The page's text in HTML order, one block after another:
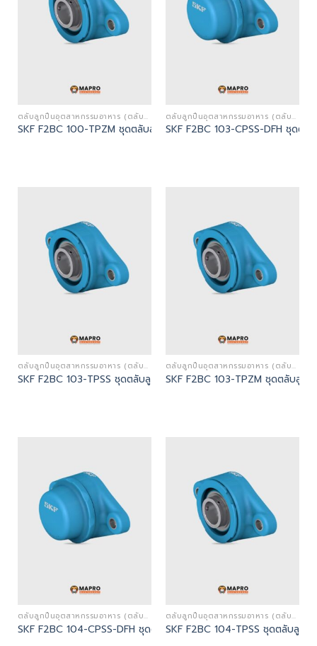
ตลับลูกปืนอุตสาหกรรมอาหาร (ตลับลูกปืนตุ๊กตาสีฟ้าและสแตนเลส - FOOD INDUSTRY BEARINGS)
SKF F2BC 100-TPZM ชุดตลับลูกปืน | Flanged ball bearing units
ตลับลูกปืนอุตสาหกรรมอาหาร (ตลับลูกปืนตุ๊กตาสีฟ้าและสแตนเลส - FOOD INDUSTRY BEARINGS)
SKF F2BC 103-CPSS-DFH ชุด
ตลับลูกปืนอุตสาหกรรมอาหาร (ตลับลูกปืนตุ๊กตาสีฟ้าและสแตนเลส - FOOD INDUSTRY BEARINGS)
SKF F2BC 103-TPSS ชุดตลับลูกปืน | Flanged ball bearing units
ตลับลูกปืนอุตสาหกรรมอาหาร (ตลับลูกปืนตุ๊กตาสีฟ้าและสแตนเลส - FOOD INDUSTRY BEARINGS)
SKF F2BC 103-TPZM ชุดตลับลู
ตลับลูกปืนอุตสาหกรรมอาหาร (ตลับลูกปืนตุ๊กตาสีฟ้าและสแตนเลส - FOOD INDUSTRY BEARINGS)
SKF F2BC 104-CPSS-DFH ชุดตลับลูกปืน | Flanged ball bearing
ตลับลูกปืนอุตสาหกรรมอาหาร (ตลับลูกปืนตุ๊กตาสีฟ้าและสแตนเลส - FOOD INDUSTRY BEARINGS)
SKF F2BC 104-TPSS ชุดตลับลูก